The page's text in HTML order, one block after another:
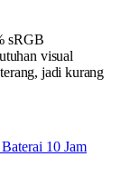
sRGB
visual
jadi kurang
10 Jam